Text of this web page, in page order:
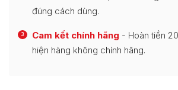
đúng cách dùng.
3 Cam kết chính hãng - Hoàn tiền
hiện hàng không chính hãng.